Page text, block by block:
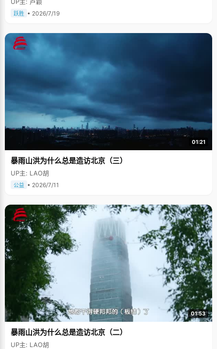
跃胜 • 2026/7/19
01:21
暴雨山洪为什么总是造访北京（三）
UP主: LAO胡
公益 • 2026/7/11
01:53
暴雨山洪为什么总是造访北京（二）
UP主: LAO胡